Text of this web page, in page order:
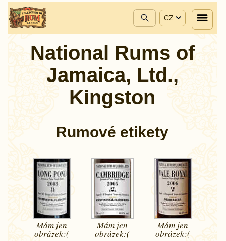
CZ
National Rums of
Jamaica, Ltd.,
Kingston
Rumové etikety
Mám jen
obrázek:(
Mám jen
obrázek:(
Mám jen
obrázek:(